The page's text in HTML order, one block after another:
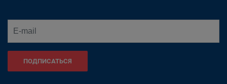
ПОДПИСАТЬСЯ